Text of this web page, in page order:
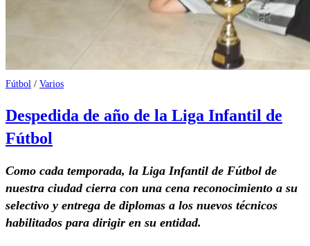
Fútbol / Varios
Despedida de año de la Liga Infantil de
Fútbol
Como cada temporada, la Liga Infantil de Fútbol de
nuestra ciudad cierra con una cena reconocimiento a su
selectivo y entrega de diplomas a los nuevos técnicos
habilitados para dirigir en su entidad.